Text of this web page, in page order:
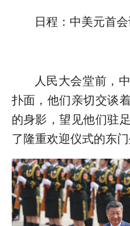
日程：中美元首
人民大会堂前，
扑面，他们亲切交谈
的身影，望见他们驻
了隆重欢迎仪式的东门